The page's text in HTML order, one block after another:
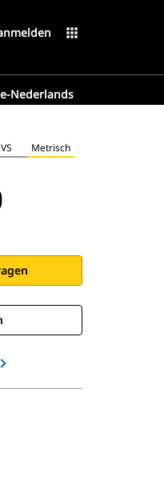
apps
Nederlands
VS Metrisch